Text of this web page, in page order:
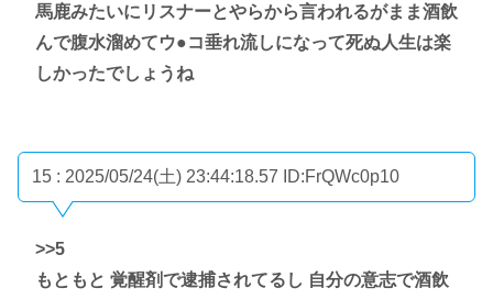
馬鹿みたいにリスナーとやらから言われるがまま酒飲
んで腹水溜めてウ●コ垂れ流しになって死ぬ人生は楽
しかったでしょうね
15 : 2025/05/24(土) 23:44:18.57 ID:FrQWc0p10
>>5
もともと 覚醒剤で逮捕されてるし 自分の意志で酒飲